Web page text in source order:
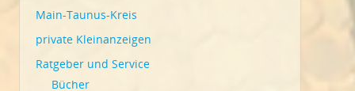
Main-Taunus-Kreis
private Kleinanzeigen
Ratgeber und Service
Bücher